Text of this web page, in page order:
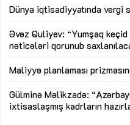
Dünya iqtisadiyyatında
Əvəz Quliyev: “Yumşaq keçid
nəticələri qorunub
Maliyyə planlaması
Gülminə Məlikzadə:
ixtisaslaşmış kadrların